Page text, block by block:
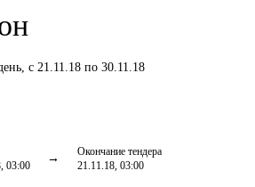
,с 21.11.18 по 30.11.18
03:00
Окончание тендера
21.11.18, 03:00